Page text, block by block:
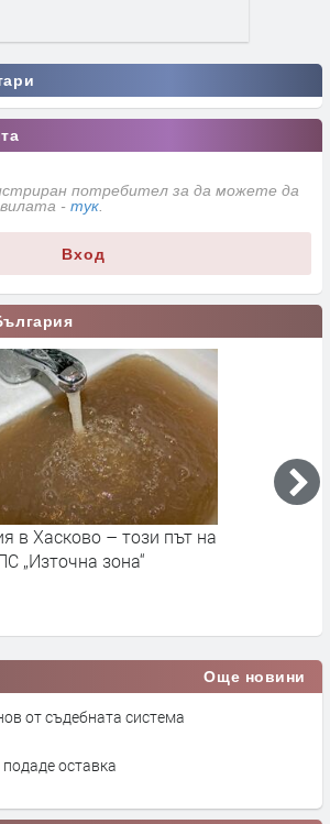
потребител за да можете да
- тук
Вход
в Хасково – този път на
„Източна зона“
Още новини
от съдебната система
оставка